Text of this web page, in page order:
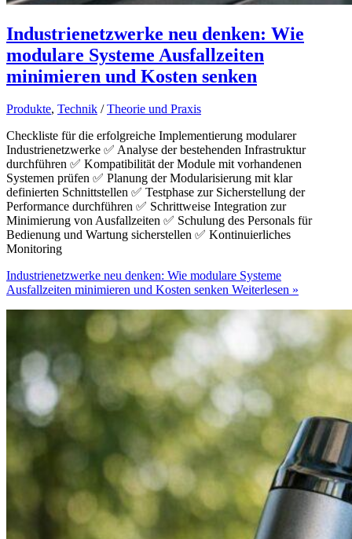
Industrienetzwerke neu denken: Wie
modulare Systeme Ausfallzeiten
minimieren und Kosten senken
Produkte, Technik /Theorie und Praxis
Checkliste für die erfolgreiche Implementierung modularer
Industrienetzwerke ✅ Analyse der bestehenden Infrastruktur
durchführen ✅ Kompatibilität der Module mit vorhandenen
Systemen prüfen ✅ Planung der Modularisierung mit klar
definierten Schnittstellen ✅ Testphase zur Sicherstellung der
Performance durchführen ✅ Schrittweise Integration zur
Minimierung von Ausfallzeiten ✅ Schulung des Personals für
Bedienung und Wartung sicherstellen ✅ Kontinuierliches
Monitoring
Industrienetzwerke neu denken: Wie modulare Systeme
Ausfallzeiten minimieren und Kosten senken Weiterlesen »